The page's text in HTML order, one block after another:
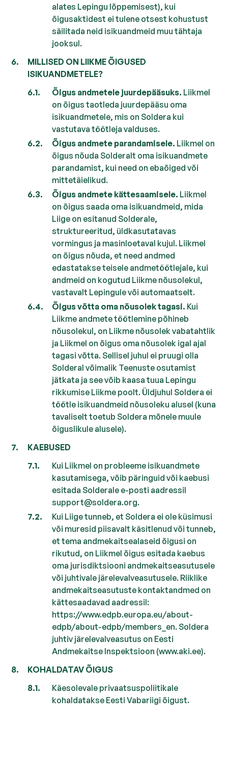
alates Lepingu lõppemisest), kui
õigusaktidest ei tulene otsest kohustust
säilitada neid isikuandmeid muu tähtaja
jooksul.
MILLISED ON LIIKME ÕIGUSED
ISIKUANDMETELE?
Õigus andmetele juurdepääsuks. Liikmel
on õigus taotleda juurdepääsu oma
isikuandmetele, mis on Soldera kui
vastutava töötleja valduses.
Õigus andmete parandamisele. Liikmel on
õigus nõuda Solderalt oma isikuandmete
parandamist, kui need on ebaõiged või
mittetäielikud.
Õigus andmete kättesaamisele. Liikmel
on õigus saada oma isikuandmeid, mida
Liige on esitanud Solderale,
struktureeritud, üldkasutatavas
vormingus ja masinloetaval kujul. Liikmel
on õigus nõuda, et need andmed
edastatakse teisele andmetöötlejale, kui
andmeid on kogutud Liikme nõusolekul,
vastavalt Lepingule või automaatselt.
Õigus võtta oma nõusolek tagasi. Kui
Liikme andmete töötlemine põhineb
nõusolekul, on Liikme nõusolek vabatahtlik
ja Liikmel on õigus oma nõusolek igal ajal
tagasi võtta. Sellisel juhul ei pruugi olla
Solderal võimalik Teenuste osutamist
jätkata ja see võib kaasa tuua Lepingu
rikkumise Liikme poolt. Üldjuhul Soldera ei
töötle isikuandmeid nõusoleku alusel (kuna
tavaliselt toetub Soldera mõnele muule
õiguslikule alusele).
KAEBUSED
Kui Liikmel on probleeme isikuandmete
kasutamisega, võib päringuid või kaebusi
esitada Solderale e-posti aadressil
support@soldera.org.
Kui Liige tunneb, et Soldera ei ole küsimusi
või muresid piisavalt käsitlenud või tunneb,
et tema andmekaitsealaseid õigusi on
rikutud, on Liikmel õigus esitada kaebus
oma jurisdiktsiooni andmekaitseasutusele
või juhtivale järelevalveasutusele. Riiklike
andmekaitseasutuste kontaktandmed on
kättesaadavad aadressil:
https://www.edpb.europa.eu/about-
edpb/about-edpb/members_en. Soldera
juhtiv järelevalveasutus on Eesti
Andmekaitse Inspektsioon (www.aki.ee).
KOHALDATAV ÕIGUS
Käesolevale privaatsuspoliitikale
kohaldatakse Eesti Vabariigi õigust.